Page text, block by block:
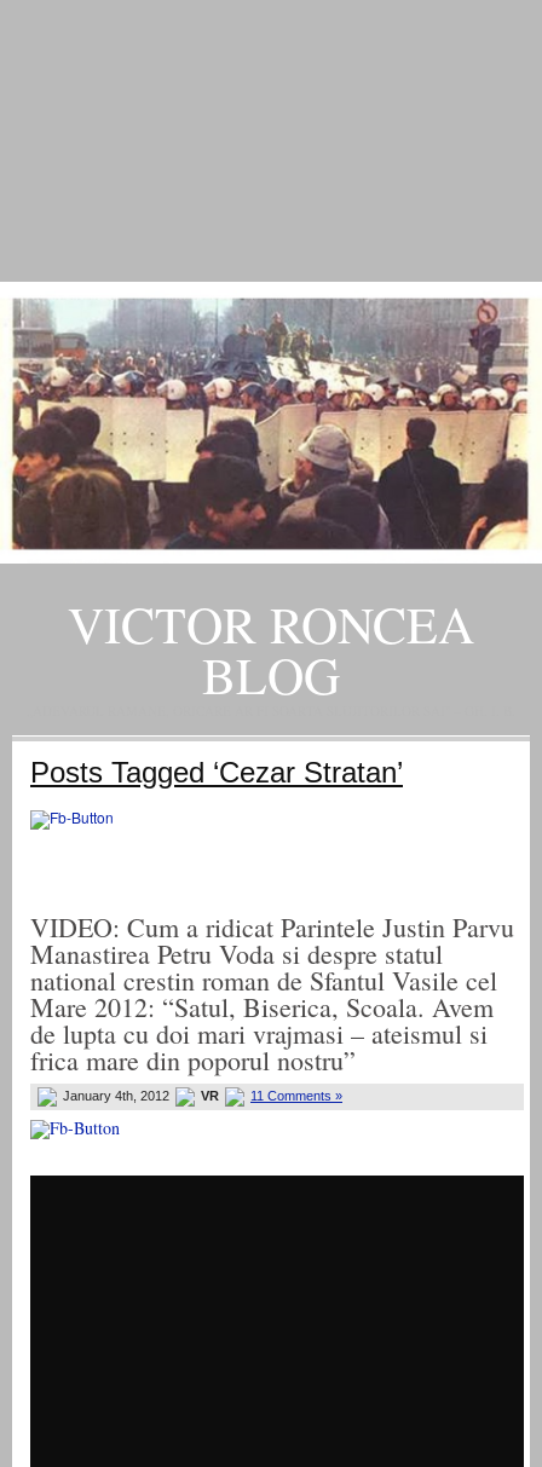
VICTOR RONCEA
BLOG
Posts Tagged ‘Cezar Stratan’
VIDEO: Cum a ridicat Parintele Justin Parvu
Manastirea Petru Voda si despre statul
national crestin roman de Sfantul Vasile cel
Mare 2012: “Satul, Biserica, Scoala. Avem
de lupta cu doi mari vrajmasi – ateismul si
frica mare din poporul nostru”
January 4th, 2012 VR 11 Comments »